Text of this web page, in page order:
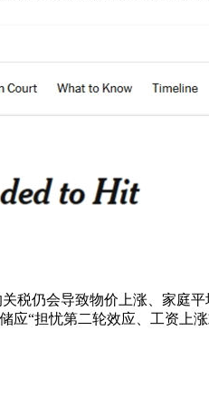
仍会导致物价上涨、家庭
“担忧第二轮效应、工资上